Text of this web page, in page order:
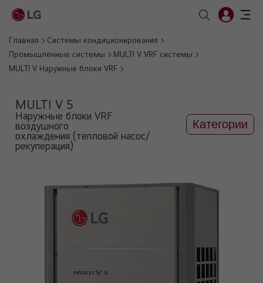
Главная
Системы кондиционирования
Промышленные системы
MULTI V VRF системы
MULTI V Наружные блоки VRF
MULTI V 5
Наружные блоки VRF
воздушного
охлаждения (тепловой насос/
рекуперация)
Категории